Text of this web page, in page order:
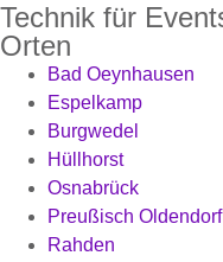
Technik für
Orten
Bad Oeynhausen
Espelkamp
Burgwedel
Hüllhorst
Osnabrück
Preußisch Oldendorf
Rahden